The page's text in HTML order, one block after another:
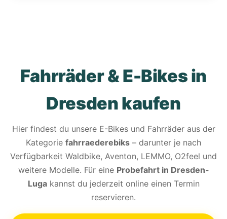
Fahrräder & E-Bikes in
Dresden kaufen
Hier findest du unsere E-Bikes und Fahrräder aus der
Kategorie fahrraederebiks – darunter je nach
Verfügbarkeit Waldbike, Aventon, LEMMO, O2feel und
weitere Modelle. Für eine Probefahrt in Dresden-
Lugakannst du jederzeit online einen Termin
reservieren.